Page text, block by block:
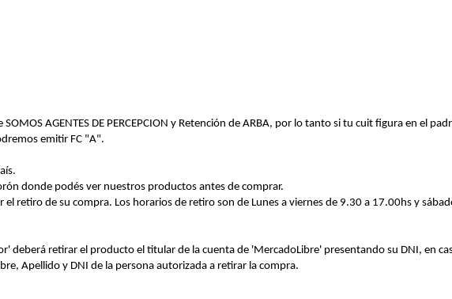
AGENTES DE PERCEPCION y Retención de ARBA, por lo tanto si tu cuit figura en el
emitir FC "A".
donde podés ver nuestros productos antes de comprar.
retiro de su compra. Los horarios de retiro son de Lunes a viernes de 9.30 a 17.00hs y
retirar el producto el titular de la cuenta de 'MercadoLibre' presentando su DNI, en
Apellido y DNI de la persona autorizada a retirar la compra.